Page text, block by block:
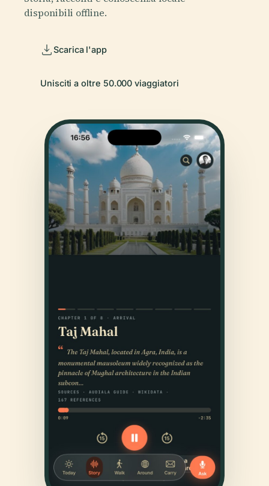
disponibili offline.
Scarica l'app
Unisciti a oltre 50.000 viaggiatori